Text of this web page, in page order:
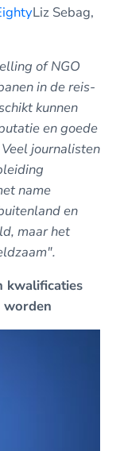
Liz Sebag,
of NGO
in de reis-
kunnen
en goede
journalisten
name
en
maar het
kwalificaties
worden